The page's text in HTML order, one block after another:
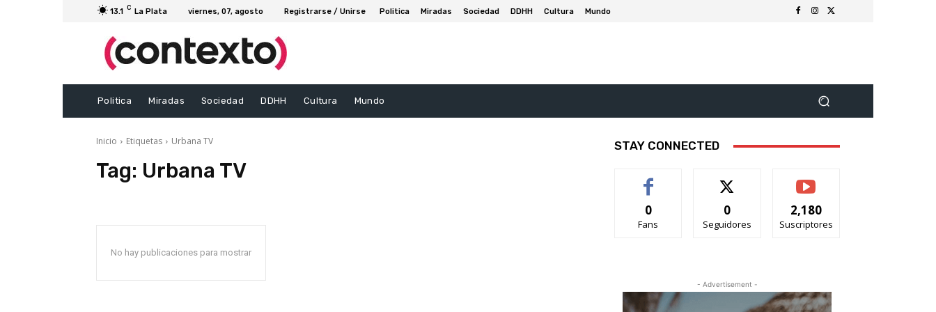
13.1 C La Plata viernes, 07, agosto Registrarse / Unirse Politica Miradas Sociedad DDHH Cultura Mundo
Politica Miradas Sociedad DDHH Cultura Mundo
Inicio Etiquetas Urbana TV
Tag: Urbana TV
No hay publicaciones para mostrar
STAY CONNECTED
0
Fans
0
Seguidores
2,180
Suscriptores
- Advertisement -